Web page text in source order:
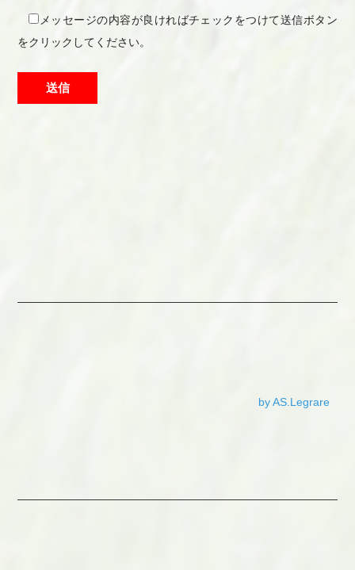
メッセージの内容が良ければチェックをつけて送信ボタン
をクリックしてください。
by AS.Legrare